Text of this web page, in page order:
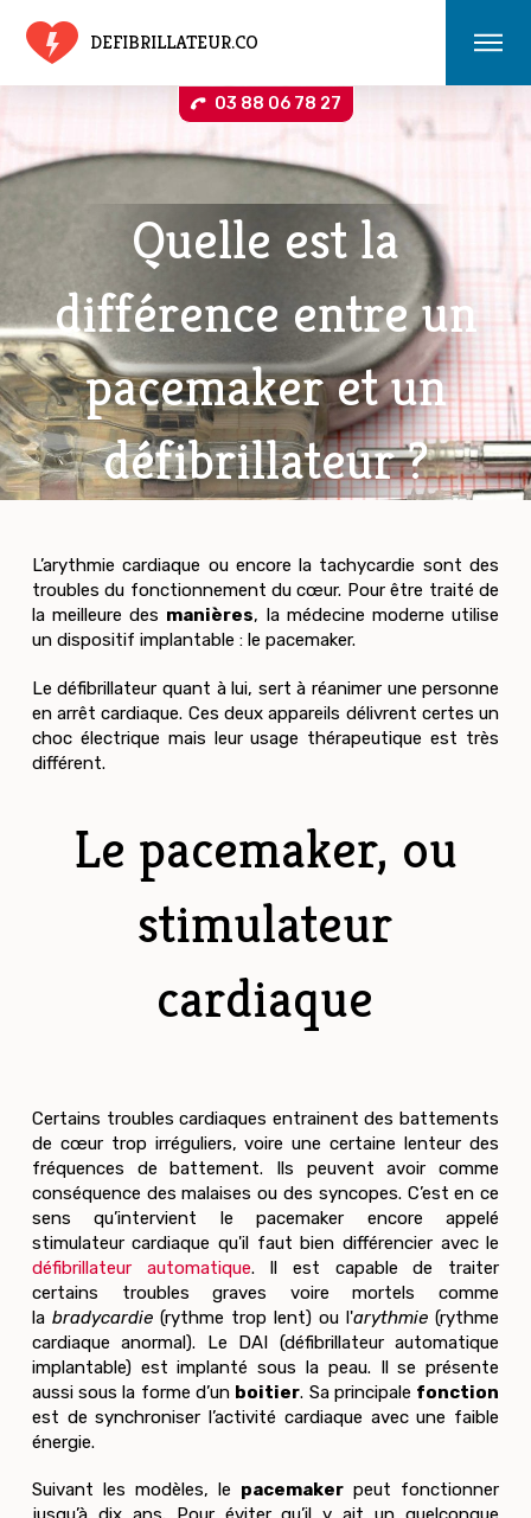
DEFIBRILLATEUR.CO
03 88 06 78 27
Quelle est la
différence entre un
pacemaker et un
défibrillateur ?
L’arythmie cardiaque ou encore la tachycardie sont des
troubles du fonctionnement du cœur. Pour être traité de
la meilleure des manières, la médecine moderne utilise
un dispositif implantable : le pacemaker.
Le défibrillateur quant à lui, sert à réanimer une personne
en arrêt cardiaque. Ces deux appareils délivrent certes un
choc électrique mais leur usage thérapeutique est très
différent.
Le pacemaker, ou
stimulateur
cardiaque
Certains troubles cardiaques entrainent des battements
de cœur trop irréguliers, voire une certaine lenteur des
fréquences de battement. Ils peuvent avoir comme
conséquence des malaises ou des syncopes. C’est en ce
sens qu’intervient le pacemaker encore appelé
stimulateur cardiaque qu'il faut bien différencier avec le
défibrillateur automatique. Il est capable de traiter
certains troubles graves voire mortels comme
la bradycardie(rythme trop lent) ou l'arythmie (rythme
cardiaque anormal). Le DAI (défibrillateur automatique
implantable) est implanté sous la peau. Il se présente
aussi sous la forme d’un boitier. Sa principale fonction
est de synchroniser l’activité cardiaque avec une faible
énergie.
Suivant les modèles, le pacemaker peut fonctionner